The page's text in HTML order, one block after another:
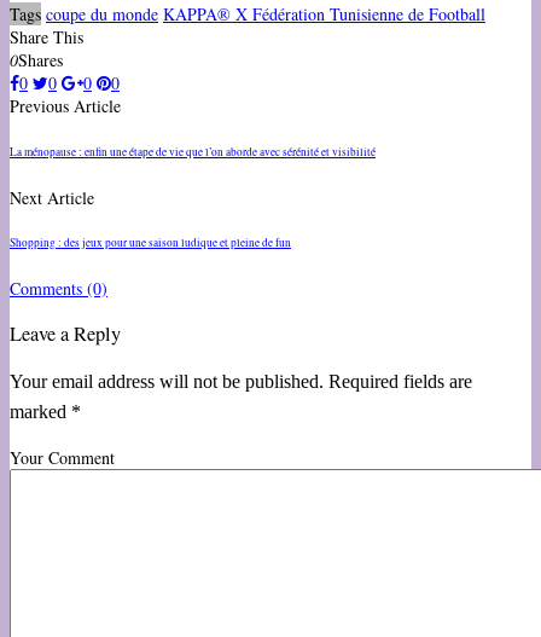
Tags coupe du monde KAPPA® X Fédération Tunisienne de Football
Share This
0Shares
0
0 0
0
Previous Article
La ménopause : enfin une étape de vie que l’on aborde avec sérénité et visibilité
Next Article
Shopping : des jeux pour une saison ludique et pleine de fun
Comments (0)
Leave a Reply
Your email address will not be published. Required fields are
marked *
Your Comment